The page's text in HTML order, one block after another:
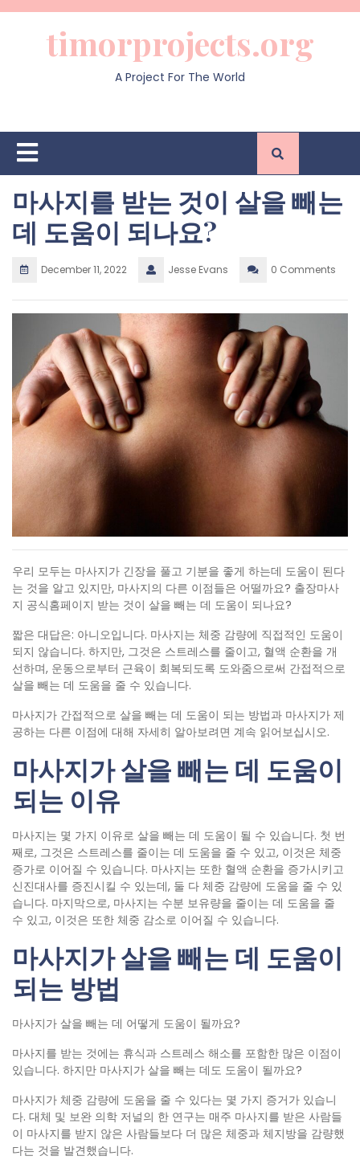
contenttimorprojects.org
A Project For The World
Open
Button
마사지를 받는 것이 살을 빼는
데 도움이 되나요?
December 11, 2022 Jesse Evans 0 Comments
우리 모두는 마사지가 긴장을 풀고 기분을 좋게 하는데 도움이 된다
는 것을 알고 있지만, 마사지의 다른 이점들은 어떨까요? 출장마사
지 공식홈페이지 받는 것이 살을 빼는 데 도움이 되나요?
짧은 대답은: 아니오입니다. 마사지는 체중 감량에 직접적인 도움이
되지 않습니다. 하지만, 그것은 스트레스를 줄이고, 혈액 순환을 개
선하며, 운동으로부터 근육이 회복되도록 도와줌으로써 간접적으로
살을 빼는 데 도움을 줄 수 있습니다.
마사지가 간접적으로 살을 빼는 데 도움이 되는 방법과 마사지가 제
공하는 다른 이점에 대해 자세히 알아보려면 계속 읽어보십시오.
마사지가 살을 빼는 데 도움이
되는 이유
마사지는 몇 가지 이유로 살을 빼는 데 도움이 될 수 있습니다. 첫 번
째로, 그것은 스트레스를 줄이는 데 도움을 줄 수 있고, 이것은 체중
증가로 이어질 수 있습니다. 마사지는 또한 혈액 순환을 증가시키고
신진대사를 증진시킬 수 있는데, 둘 다 체중 감량에 도움을 줄 수 있
습니다. 마지막으로, 마사지는 수분 보유량을 줄이는 데 도움을 줄
수 있고, 이것은 또한 체중 감소로 이어질 수 있습니다.
마사지가 살을 빼는 데 도움이
되는 방법
마사지가 살을 빼는 데 어떻게 도움이 될까요?
마사지를 받는 것에는 휴식과 스트레스 해소를 포함한 많은 이점이
있습니다. 하지만 마사지가 살을 빼는 데도 도움이 될까요?
마사지가 체중 감량에 도움을 줄 수 있다는 몇 가지 증거가 있습니
다. 대체 및 보완 의학 저널의 한 연구는 매주 마사지를 받은 사람들
이 마사지를 받지 않은 사람들보다 더 많은 체중과 체지방을 감량했
다는 것을 발견했습니다.